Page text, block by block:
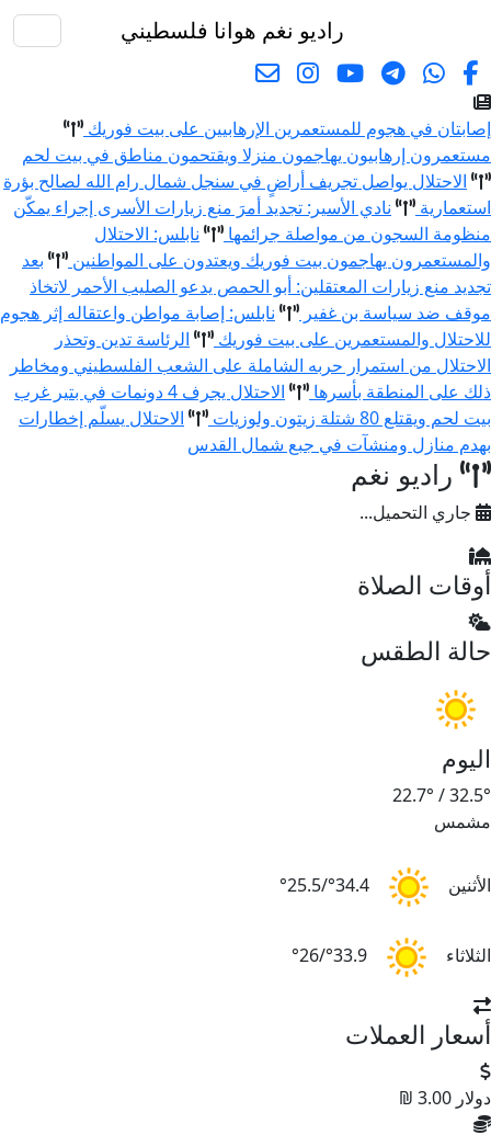
راديو نغم هوانا فلسطيني
إصابتان في هجوم للمستعمرين الإرهابيين على بيت فوريك
مستعمرون إرهابيون يهاجمون منزلا ويقتحمون مناطق في بيت لحم
الاحتلال يواصل تجريف أراضٍ في سنجل شمال رام الله لصالح بؤرة
استعمارية
نادي الأسير: تجديد أمرَ منع زيارات الأسرى إجراء يمكّن
منظومة السجون من مواصلة جرائمها
نابلس: الاحتلال
والمستعمرون يهاجمون بيت فوريك ويعتدون على المواطنين
بعد
تجديد منع زيارات المعتقلين: أبو الحمص يدعو الصليب الأحمر لاتخاذ
موقف ضد سياسة بن غفير
نابلس: إصابة مواطن واعتقاله إثر هجوم
للاحتلال والمستعمرين على بيت فوريك
الرئاسة تدين وتحذر
الاحتلال من استمرار حربه الشاملة على الشعب الفلسطيني ومخاطر
ذلك على المنطقة بأسرها
الاحتلال يجرف 4 دونمات في بتير غرب
بيت لحم ويقتلع 80 شتلة زيتون ولوزيات
الاحتلال يسلّم إخطارات
بهدم منازل ومنشآت في جبع شمال القدس
راديو نغم
جاري التحميل...
أوقات الصلاة
حالة الطقس
اليوم
32.5°
/
22.7°
مشمس
الأثنين 34.4°/25.5°
الثلاثاء 33.9°/26°
أسعار العملات
دولار 3.00 ₪